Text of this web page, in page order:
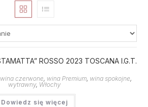
wina czerwone, wina Premium, wina spokojne,
wytrawny, Włochy
Dowiedz się więcej